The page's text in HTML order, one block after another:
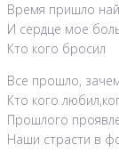
Время пришло
И сердце мое
Кто кого бросил
Все прошло,
Кто кого
Прошлого
Наши страсти в